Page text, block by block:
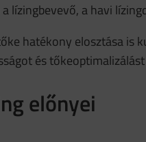
lízingbevevő, a havi
hatékony elosztása is
és
előnyei